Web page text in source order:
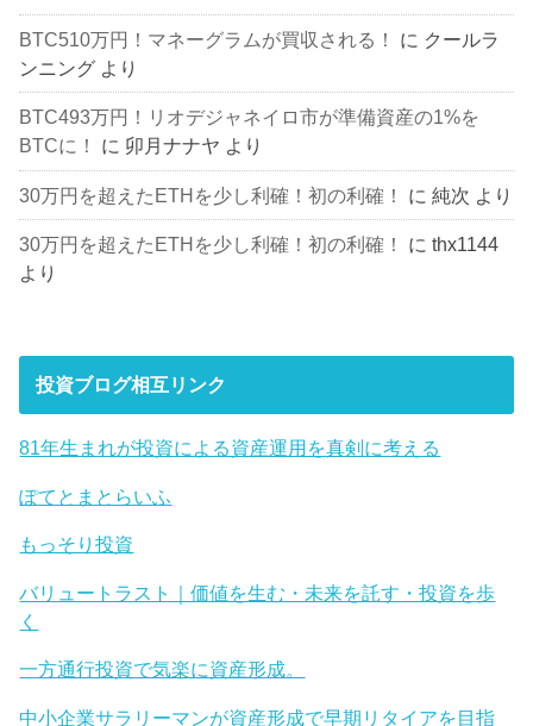
BTC510万円！マネーグラムが買収される！ に クールラ
ンニング より
BTC493万円！リオデジャネイロ市が準備資産の1%を
BTCに！
に 卯月ナナヤ より
30万円を超えたETHを少し利確！初の利確！ に純次 より
30万円を超えたETHを少し利確！初の利確！ にthx1144
より
投資ブログ相互リンク
81年生まれが投資による資産運用を真剣に考える
ぽてとまとらいふ
もっそり投資
バリュートラスト｜価値を生む・未来を託す・投資を歩
く
一方通行投資で気楽に資産形成。
中小企業サラリーマンが資産形成で早期リタイアを目指